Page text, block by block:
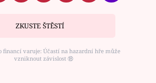
ZKUSTE ŠTĚSTÍ
financí varuje: Účastí na hazardní hře může
vzniknout závislost ⑱